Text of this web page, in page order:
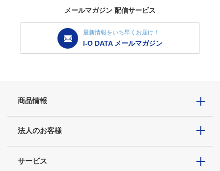
メールマガジン 配信サービス
最新情報をいち早くお届け！
I-O DATA メールマガジン
商品情報
法人のお客様
サービス